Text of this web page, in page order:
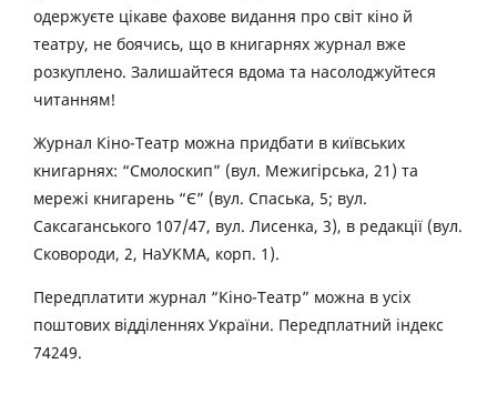
одержуєте цікаве фахове видання про світ кіно й
театру, не боячись, що в книгарнях журнал вже
розкуплено. Залишайтеся вдома та насолоджуйтеся
читанням!
Журнал Кіно-Театр можна придбати в київських
книгарнях: “Смолоскип” (вул. Межигірська, 21) та
мережі книгарень “Є” (вул. Спаська, 5; вул.
Саксаганського 107/47, вул. Лисенка, 3), в редакції (вул.
Сковороди, 2, НаУКМА, корп. 1).
Передплатити журнал “Кіно-Театр” можна в усіх
поштових відділеннях України. Передплатний індекс
74249.